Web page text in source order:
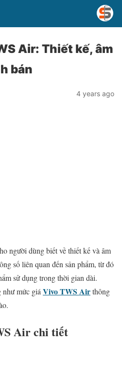
Air: Thiết kế, âm
bán
4 years ago
người dùng biết về thiết kế và âm
số liên quan đến sản phẩm, từ đó
sử dụng trong thời gian dài.
mức giá Vivo TWS Airthông
Airchi tiết